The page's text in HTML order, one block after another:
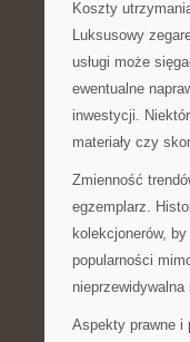
Koszty
Luksusowy
usługi może
ewentualne
inwestycji.
materiały czy
Zmienność
egzemplarz.
kolekcjonerów,
popularności
Aspekty prawne i